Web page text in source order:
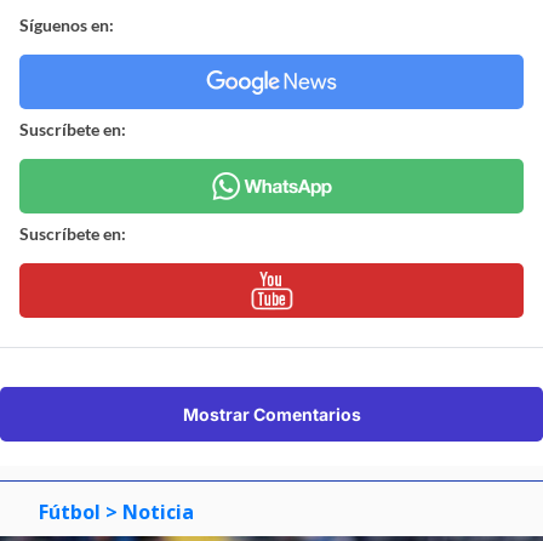
Síguenos en:
Suscríbete en:
Suscríbete en:
Mostrar Comentarios
Fútbol > Noticia